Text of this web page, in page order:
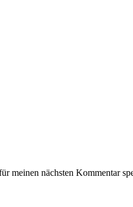
meinen nächsten Kommentar